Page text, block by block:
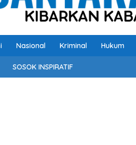
Nasional Kriminal Hukum
SOSOK INSPIRATIF